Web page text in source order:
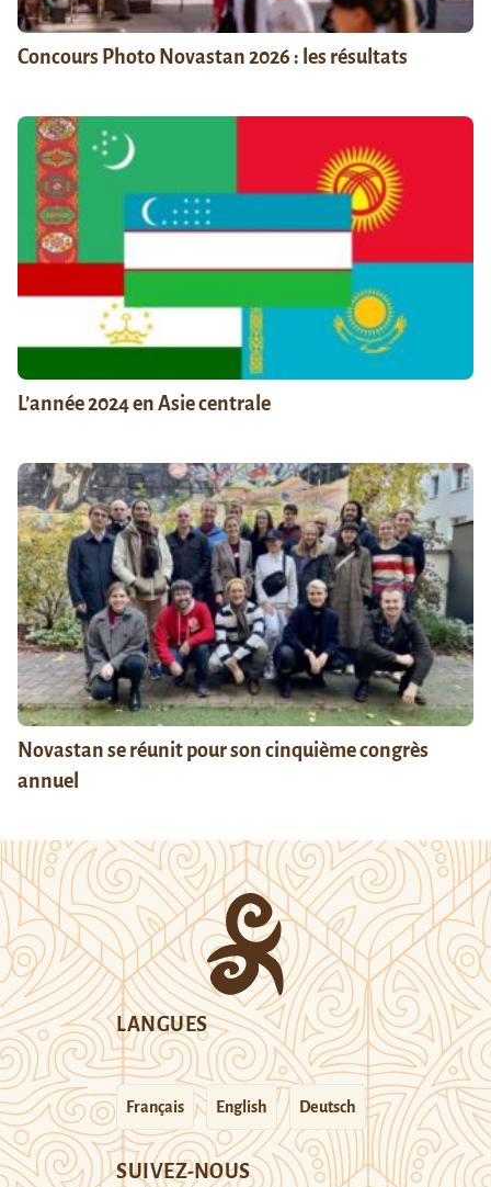
Concours Photo Novastan 2026 : les résultats
L’année 2024 en Asie centrale
Novastan se réunit pour son cinquième congrès
annuel
LANGUES
Français English Deutsch
SUIVEZ-NOUS